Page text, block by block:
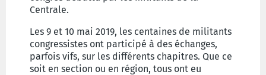
Centrale.
Les 9 et 10 mai 2019, les centaines de militants
congressistes ont participé à des échanges,
parfois vifs, sur les différents chapitres. Que ce
soit en section ou en région, tous ont eu